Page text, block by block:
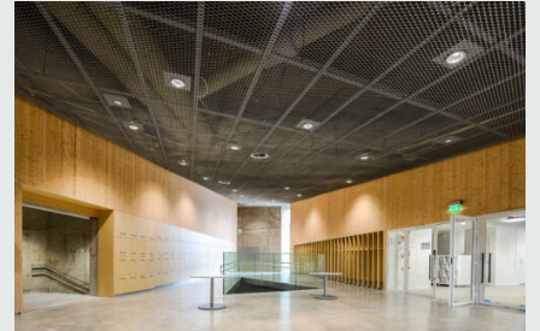
View
page:
Deckengitter